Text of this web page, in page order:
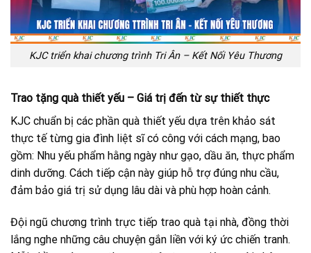
KJC triển khai chương trình Tri Ân – Kết Nối Yêu Thương
Trao tặng quà thiết yếu – Giá trị đến từ sự thiết thực
KJC chuẩn bị các phần quà thiết yếu dựa trên khảo sát
thực tế từng gia đình liệt sĩ có công với cách mạng, bao
gồm: Nhu yếu phẩm hằng ngày như gạo, dầu ăn, thực phẩm
dinh dưỡng. Cách tiếp cận này giúp hỗ trợ đúng nhu cầu,
đảm bảo giá trị sử dụng lâu dài và phù hợp hoàn cảnh.
Đội ngũ chương trình trực tiếp trao quà tại nhà, đồng thời
lắng nghe những câu chuyện gắn liền với ký ức chiến tranh.